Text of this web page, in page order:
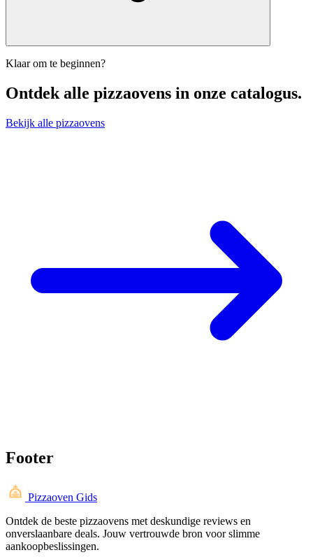
Klaar om te beginnen?
Ontdek alle pizzaovens in onze catalogus.
Bekijk alle pizzaovens
Footer
Pizzaoven Gids
Ontdek de beste pizzaovens met deskundige reviews en
onverslaanbare deals. Jouw vertrouwde bron voor slimme
aankoopbeslissingen.